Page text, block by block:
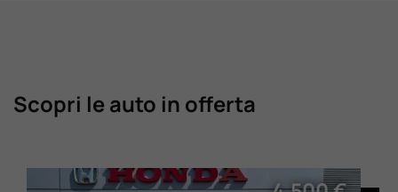
Scopri le auto in offerta